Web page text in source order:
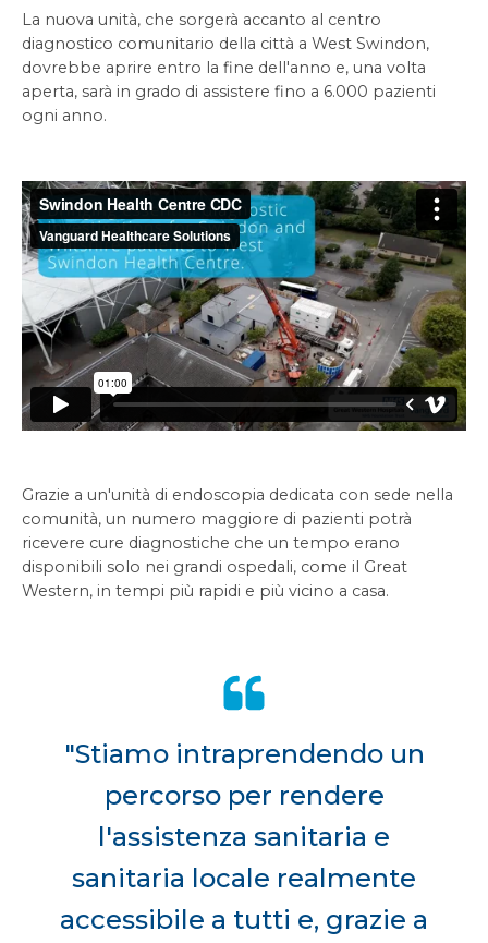
La nuova unità, che sorgerà accanto al centro
diagnostico comunitario della città a West Swindon,
dovrebbe aprire entro la fine dell'anno e, una volta
aperta, sarà in grado di assistere fino a 6.000 pazienti
ogni anno.
Grazie a un'unità di endoscopia dedicata con sede nella
comunità, un numero maggiore di pazienti potrà
ricevere cure diagnostiche che un tempo erano
disponibili solo nei grandi ospedali, come il Great
Western, in tempi più rapidi e più vicino a casa.
"Stiamo intraprendendo un
percorso per rendere
l'assistenza sanitaria e
sanitaria locale realmente
accessibile a tutti e, grazie a